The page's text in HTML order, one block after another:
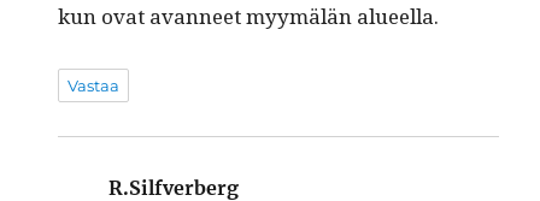
kun ovat avan­neet myymälän alueella.
Vastaa
R.Silfverberg